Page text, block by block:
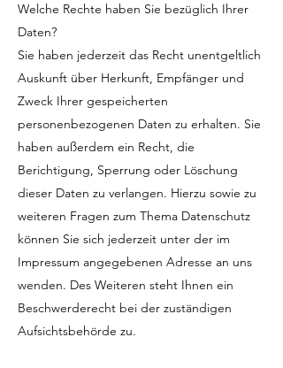
Welche Rechte haben Sie bezüglich Ihrer
Daten?
Sie haben jederzeit das Recht unentgeltlich
Auskunft über Herkunft, Empfänger und
Zweck Ihrer gespeicherten
personenbezogenen Daten zu erhalten. Sie
haben außerdem ein Recht, die
Berichtigung, Sperrung oder Löschung
dieser Daten zu verlangen. Hierzu sowie zu
weiteren Fragen zum Thema Datenschutz
können Sie sich jederzeit unter der im
Impressum angegebenen Adresse an uns
wenden. Des Weiteren steht Ihnen ein
Beschwerderecht bei der zuständigen
Aufsichtsbehörde zu.